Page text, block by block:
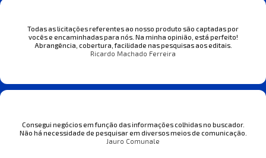
Todas as licitações referentes ao nosso produto são captadas por
vocês e encaminhadas para nós. Na minha opinião, está perfeito!
Abrangência, cobertura, facilidade nas pesquisas aos editais.
Ricardo Machado Ferreira
Consegui negócios em função das informações colhidas no buscador.
Não há necessidade de pesquisar em diversos meios de comunicação.
Jauro Comunale